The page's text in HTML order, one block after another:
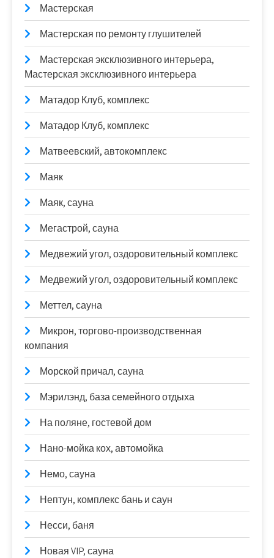
Мастерская
Мастерская по ремонту глушителей
Мастерская эксклюзивного интерьера,
Мастерская эксклюзивного интерьера
Матадор Клуб, комплекс
Матадор Клуб, комплекс
Матвеевский, автокомплекс
Маяк
Маяк, сауна
Мегастрой, сауна
Медвежий угол, оздоровительный комплекс
Медвежий угол, оздоровительный комплекс
Меттел, сауна
Микрон, торгово-производственная
компания
Морской причал, сауна
Мэрилэнд, база семейного отдыха
На поляне, гостевой дом
Нано-мойка кох, автомойка
Немо, сауна
Нептун, комплекс бань и саун
Несси, баня
Новая VIP, сауна